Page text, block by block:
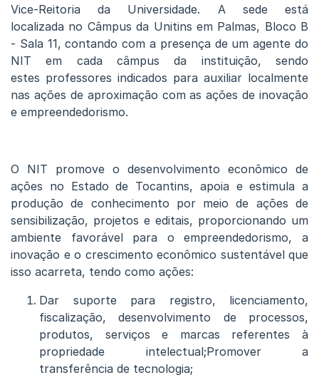
Vice-Reitoria da Universidade. A sede está
localizada no Câmpus da Unitins em Palmas, Bloco B
- Sala 11, contando com a presença de um agente do
NIT em cada câmpus da instituição, sendo
estes professores indicados para auxiliar localmente
nas ações de aproximação com as ações de inovação
e empreendedorismo.
O NIT promove o desenvolvimento econômico de
ações no Estado de Tocantins, apoia e estimula a
produção de conhecimento por meio de ações de
sensibilização, projetos e editais, proporcionando um
ambiente favorável para o empreendedorismo, a
inovação e o crescimento econômico sustentável que
isso acarreta, tendo como ações:
Dar suporte para registro, licenciamento,
fiscalização, desenvolvimento de processos,
produtos, serviços e marcas referentes à
propriedade intelectual;Promover a
transferência de tecnologia;